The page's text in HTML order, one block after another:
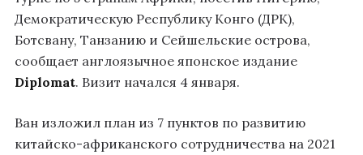
Демократическую Республику Конго (ДРК),
Ботсвану, Танзанию и Сейшельские острова,
сообщает англоязычное японское издание
Diplomat. Визит начался 4 января.
Ван изложил план из 7 пунктов по развитию
китайско-африканского сотрудничества на 2021